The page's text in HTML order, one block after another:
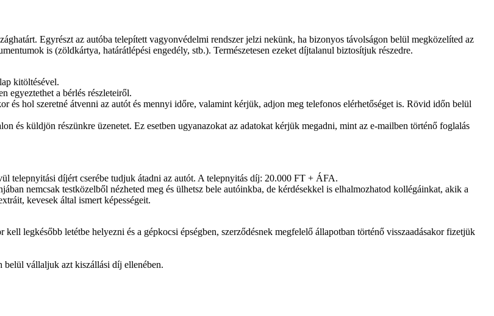
Egyrészt az autóba telepített vagyonvédelmi rendszer jelzi nekünk, ha bizonyos távolságon belül megközelíted az
is (zöldkártya, határátlépési engedély, stb.). Természetesen ezeket díjtalanul biztosítjuk részedre.
kitöltésével.
egyeztethet a bérlés részleteiről.
és hol szeretné átvenni az autót és mennyi időre, valamint kérjük, adjon meg telefonos elérhetőséget is. Rövid időn belül
és küldjön részünkre üzenetet. Ez esetben ugyanazokat az adatokat kérjük megadni, mint az e-mailben történő foglalás
telepnyitási díjért cserébe tudjuk átadni az autót. A telepnyitás díj: 20.000 FT + ÁFA.
nemcsak testközelből nézheted meg és ülhetsz bele autóinkba, de kérdésekkel is elhalmozhatod kollégáinkat, akik a
kevesek által ismert képességeit.
legkésőbb letétbe helyezni és a gépkocsi épségben, szerződésnek megfelelő állapotban történő visszaadásakor fizetjük
belül vállaljuk azt kiszállási díj ellenében.